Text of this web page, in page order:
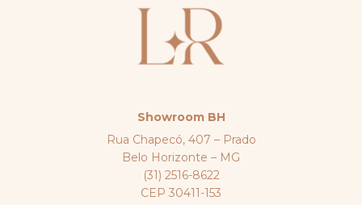
Showroom BH
Rua Chapecó, 407 – Prado
Belo Horizonte – MG
(31) 2516-8622
CEP 30411-153